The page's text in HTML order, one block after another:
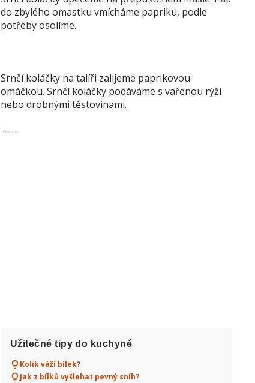
do zbylého omastku vmícháme papriku, podle
potřeby osolíme.
Srnčí koláčky na talíři zalijeme paprikovou
omáčkou. Srnčí koláčky podáváme s vařenou rýži
nebo drobnými těstovinami.
Reklama
Užitečné tipy do kuchyně
Kolik váží bílek?
Jak z bílků vyšlehat pevný sníh?